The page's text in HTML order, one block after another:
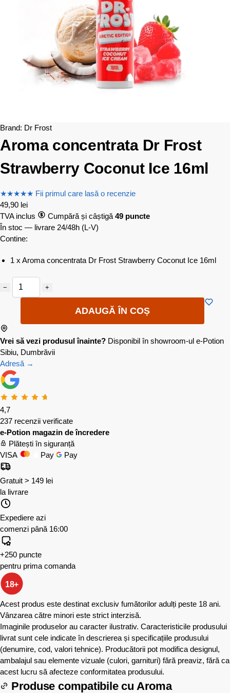
Brand: Dr Frost
Aroma concentrata Dr Frost
Strawberry Coconut Ice 16ml
★★★★★ Fii primul care lasă o recenzie
49,90 lei
TVA inclus
Cumpără și câștigă 49 puncte
În stoc — livrare 24/48h (L-V)
Contine:
1 x Aroma concentrata Dr Frost Strawberry Coconut Ice 16ml
− +
ADAUGĂ ÎN COȘ
Vrei să vezi produsul înainte? Disponibil în showroom-ul e-Potion
Sibiu, Dumbrăvii
Adresă →
4,7
237 recenzii verificate
e-Potion magazin de încredere
Plătești în siguranță
VISA
Pay Pay
Gratuit > 149 lei
la livrare
Expediere azi
comenzi până 16:00
+250 puncte
pentru prima comanda
18+
Acest produs este destinat exclusiv fumătorilor adulți peste 18 ani.
Vânzarea către minori este strict interzisă.
Imaginile produselor au caracter ilustrativ. Caracteristicile produsului
livrat sunt cele indicate în descrierea și specificațiile produsului
(denumire, cod, valori tehnice). Producătorii pot modifica designul,
ambalajul sau elemente vizuale (culori, garnituri) fără preaviz, fără ca
acest lucru să afecteze conformitatea produsului.
Produse compatibile cu Aroma